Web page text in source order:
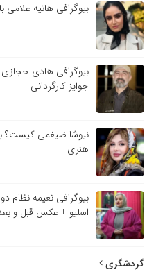
بیوگرافی هانیه
بیوگرافی هادی
جوایز کارگردانی
نیوشا ضیغمی کیست؟
هنری
بیوگرافی نعیمه نظام
اسلیو + عکس قبل و
گردشگری